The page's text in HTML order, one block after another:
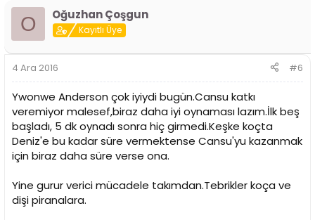
O Oğuzhan Çoşgun
Kayıtlı Üye
4 Ara 2016 #6
Ywonwe Anderson çok iyiydi bugün.Cansu katkı
veremiyor malesef,biraz daha iyi oynaması lazım.İlk beş
başladı, 5 dk oynadı sonra hiç girmedi.Keşke koçta
Deniz'e bu kadar süre vermektense Cansu'yu kazanmak
için biraz daha süre verse ona.
Yine gurur verici mücadele takımdan.Tebrikler koça ve
dişi piranalara.